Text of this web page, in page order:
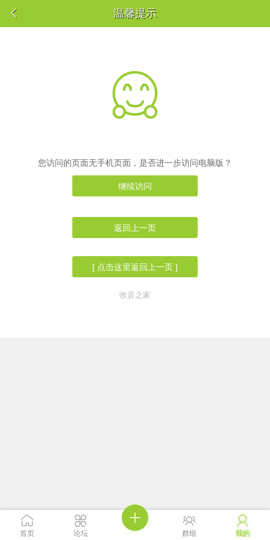

首页

论坛
 
群组

我的
 温馨提示

您访问的页面无手机页面，是否进一步访问电脑版？
继续访问
返回上一页
[ 点击这里返回上一页 ]
收音之家